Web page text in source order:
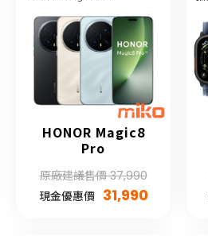
HONOR Magic8
Pro
原廠建議售價 37,990
現金優惠價 31,990